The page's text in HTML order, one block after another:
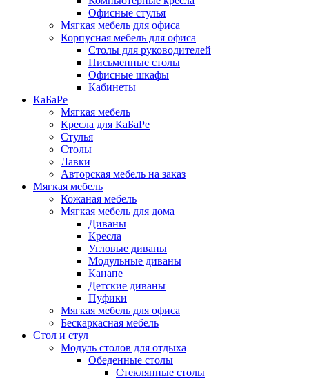
Офисные стулья
Мягкая мебель для офиса
Корпусная мебель для офиса
Столы для руководителей
Письменные столы
Офисные шкафы
Кабинеты
КаБаРе
Мягкая мебель
Кресла для КаБаРе
Стулья
Столы
Лавки
Авторская мебель на заказ
Мягкая мебель
Кожаная мебель
Мягкая мебель для дома
Диваны
Кресла
Угловые диваны
Модульные диваны
Канапе
Детские диваны
Пуфики
Мягкая мебель для офиса
Бескаркасная мебель
Стол и стул
Модуль столов для отдыха
Обеденные столы
Стеклянные столы